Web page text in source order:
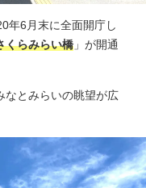
年6月末に全面開庁し
くらみらい橋 」が開通
なとみらいの眺望が広